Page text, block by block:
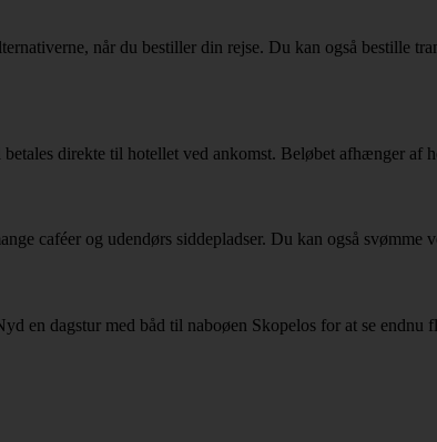
når du bestiller din rejse. Du kan også bestille
direkte til hotellet ved ankomst. Beløbet afhænger af
caféer og udendørs siddepladser. Du kan også
en dagstur med båd til naboøen Skopelos for at se